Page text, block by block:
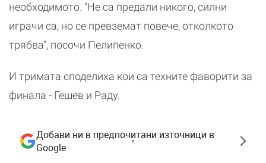
необходимото. "Не са предали никого, силни
играчи са, но се превземат повече, отколкото
трябва", посочи Пелипенко.
И тримата споделиха кои са техните фаворити за
финала - Гешев и Раду.
Добави ни в предпочитани източници в
Google